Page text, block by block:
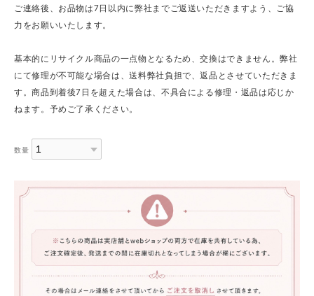
ご連絡後、お品物は7日以内に弊社までご返送いただきますよう、ご協
力をお願いいたします。
基本的にリサイクル商品の一点物となるため、交換はできません。弊社
にて修理が不可能な場合は、送料弊社負担で、返品とさせていただきま
す。商品到着後7日を超えた場合は、不具合による修理・返品は応じか
ねます。予めご了承ください。
数量